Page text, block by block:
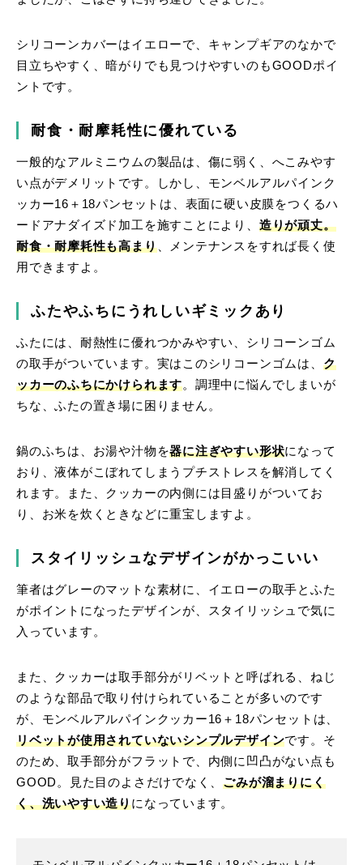
シリコーンカバーはイエローで、キャンプギアのなかで
目立ちやすく、暗がりでも見つけやすいのもGOODポイ
ントです。
耐食・耐摩耗性に優れている
一般的なアルミニウムの製品は、傷に弱く、へこみやす
い点がデメリットです。しかし、モンベルアルパインク
ッカー16＋18パンセットは、表面に硬い皮膜をつくるハ
ードアナダイズド加工を施すことにより、 造りが頑丈。
耐食・耐摩耗性も高まり、メンテナンスをすれば長く使
用できますよ。
ふたやふちにうれしいギミックあり
ふたには、耐熱性に優れつかみやすい、シリコーンゴム
の取手がついています。実はこのシリコーンゴムは、 ク
ッカーのふちにかけられます。調理中に悩んでしまいが
ちな、ふたの置き場に困りません。
鍋のふちは、お湯や汁物を器に注ぎやすい形状になって
おり、液体がこぼれてしまうプチストレスを解消してく
れます。また、クッカーの内側には目盛りがついてお
り、お米を炊くときなどに重宝しますよ。
スタイリッシュなデザインがかっこいい
筆者はグレーのマットな素材に、イエローの取手とふた
がポイントになったデザインが、スタイリッシュで気に
入っています。
また、クッカーは取手部分がリベットと呼ばれる、ねじ
のような部品で取り付けられていることが多いのです
が、モンベルアルパインクッカー16＋18パンセットは、
リベットが使用されていないシンプルデザインです。そ
のため、取手部分がフラットで、内側に凹凸がない点も
GOOD。見た目のよさだけでなく、ごみが溜まりにく
く、洗いやすい造りになっています。